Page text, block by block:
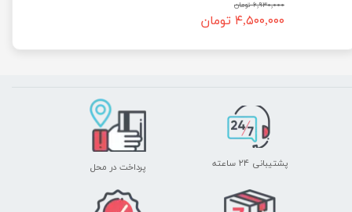
۶,۹۳۰,۰۰۰ تومان
۴,۵۰۰,۰۰۰ تومان
پشتیبانی ۲۴ ساعته پرداخت در محل